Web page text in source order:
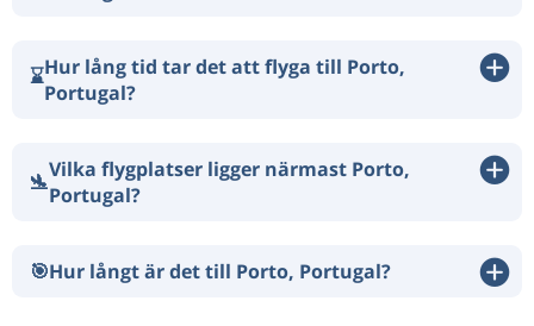
⌛Hur lång tid tar det att flyga till Porto,
Portugal?
🛬Vilka flygplatser ligger närmast Porto,
Portugal?
🎯Hur långt är det till Porto, Portugal?